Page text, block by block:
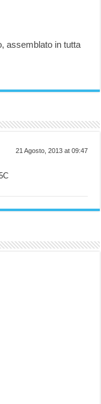
assemblato in tutta
21 Agosto, 2013 at 09:47